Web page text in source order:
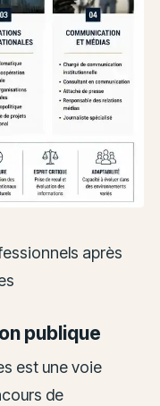
après
publique
est une voie
de